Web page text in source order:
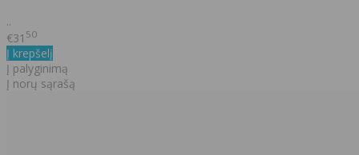
..
€31 50
Į krepšelį
Į palyginimą
Į norų sąrašą